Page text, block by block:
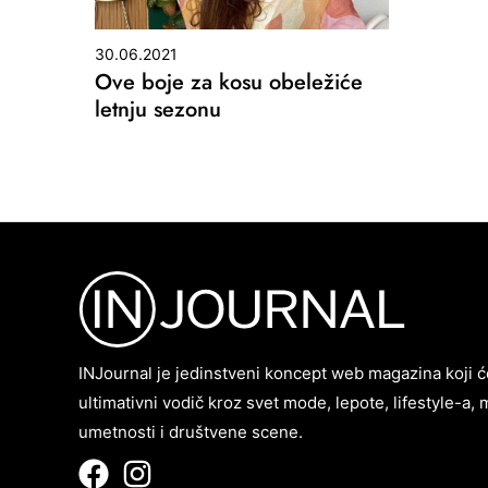
30.06.2021
Ove boje za kosu obeležiće
letnju sezonu
INJournal je jedinstveni koncept web magazina koji
ultimativni vodič kroz svet mode, lepote, lifestyle-a,
umetnosti i društvene scene.